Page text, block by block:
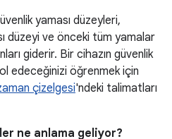
yaması düzeyleri,
düzeyi ve önceki tüm yamalar
giderir. Bir cihazın güvenlik
edeceğinizi öğrenmek için
çizelgesi'ndeki talimatları
ne anlama geliyor?